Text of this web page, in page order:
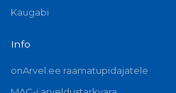
Kaugabi
Info
onArvel.ee raamatupidajatele